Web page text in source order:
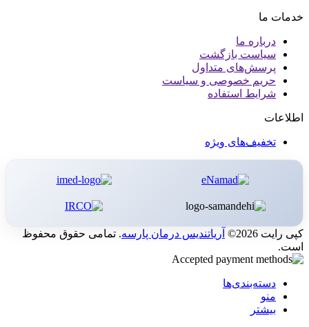
خدمات ما
درباره ما
سیاست بازگشت
پرسش‌های متداول
حریم خصوصی و سیاست
شرایط استفاده
اطلاعات
تخفیف‌های ویژه
کپی رایت 2026© آریاتندیس درمان پارسه. تمامی حقوق محفوظ
است.
دسته‌بندی‌ها
منو
بیشتر